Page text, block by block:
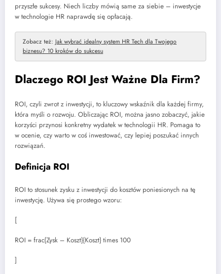
przyszłe sukcesy. Niech liczby mówią same za siebie – inwestycje
w technologie HR naprawdę się opłacają.
Zobacz też: Jak wybrać idealny system HR Tech dla Twojego
biznesu? 10 kroków do sukcesu
Dlaczego ROI Jest Ważne Dla Firm?
ROI, czyli zwrot z inwestycji, to kluczowy wskaźnik dla każdej firmy,
która myśli o rozwoju. Obliczając ROI, można jasno zobaczyć, jakie
korzyści przynosi konkretny wydatek w technologii HR. Pomaga to
w ocenie, czy warto w coś inwestować, czy lepiej poszukać innych
rozwiązań.
Definicja ROI
ROI to stosunek zysku z inwestycji do kosztów poniesionych na tę
inwestycję. Używa się prostego wzoru:
[
ROI = frac{Zysk – Koszt}{Koszt} times 100
]